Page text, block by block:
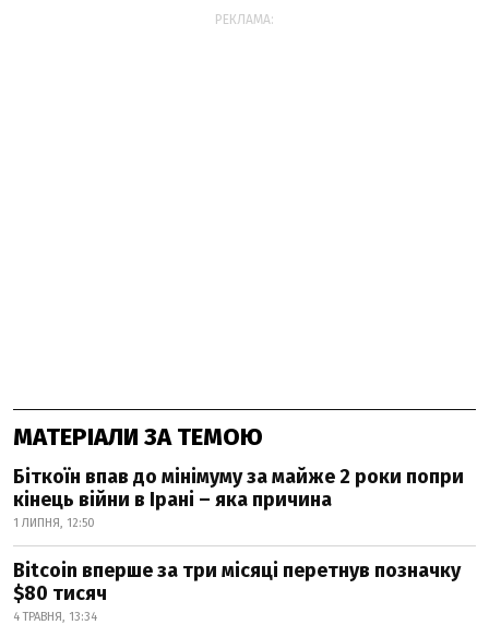
РЕКЛАМА:
МАТЕРІАЛИ ЗА ТЕМОЮ
Біткоїн впав до мінімуму за майже 2 роки попри
кінець війни в Ірані – яка причина
1 ЛИПНЯ, 12:50
Bitcoin вперше за три місяці перетнув позначку
$80 тисяч
4 ТРАВНЯ, 13:34